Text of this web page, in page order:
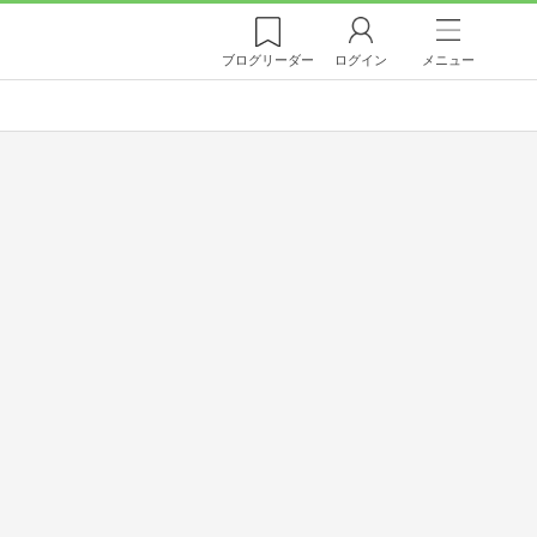
ブログリーダー ログイン メニュー